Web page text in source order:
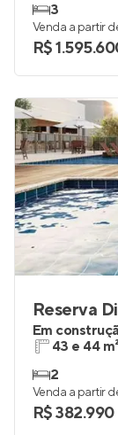
3
Venda a partir
R$
Reserva
Em
43 e 44 m²
2
Venda a partir
R$ 382.990